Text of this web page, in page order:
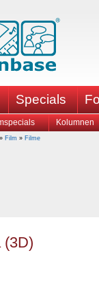
Specials
Kolumnen
Film » Filme
(3D)